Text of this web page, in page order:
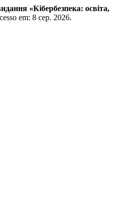
«Кібербезпека: освіта,
em: 8 сер. 2026.